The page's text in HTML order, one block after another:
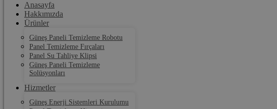
Anasayfa
Hakkımızda
Ürünler
Güneş Paneli Temizleme Robotu
Panel Temizleme Fırçaları
Panel Su Tahliye Klipsi
Güneş Paneli Temizleme
Solüsyonları
Hizmetler
Güneş Enerji Sistemleri Kurulumu